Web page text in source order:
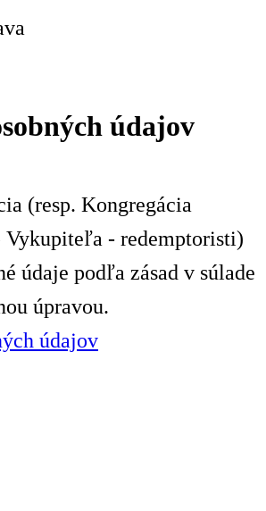
údajov
(resp. Kongregácia
Vykupiteľa - redemptoristi)
údaje podľa zásad v súlade
úpravou.
údajov